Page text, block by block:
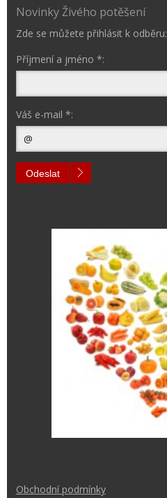
Novinky Živého potěšení
Zde se můžete přihlásit k odběru:
Příjmení a jméno *:
Váš e-mail *:
Odeslat
Obchodní podmínky